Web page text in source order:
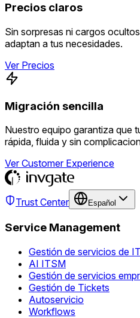
Precios claros
Sin sorpresas ni cargos
adaptan a tus necesidades.
Ver Precios
Migración sencilla
Nuestro equipo garantiza que
rápida, fluida y sin
Ver Customer Experience
Trust Center Español
Service Management
Gestión de servicios de IT
AI ITSM
Gestión de servicios
Gestión de Tickets
Autoservicio
Workflows